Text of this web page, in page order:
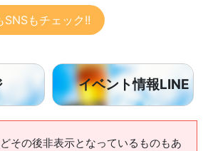
SNSもチェック!!
イベント情報LINE
その後非表示となっているものもあ